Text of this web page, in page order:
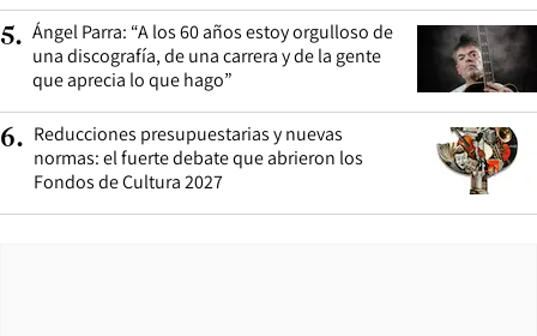
5. Ángel Parra: “A los 60 años estoy orgulloso de
una discografía, de una carrera y de la gente
que aprecia lo que hago”
6. Reducciones presupuestarias y nuevas
normas: el fuerte debate que abrieron los
Fondos de Cultura 2027